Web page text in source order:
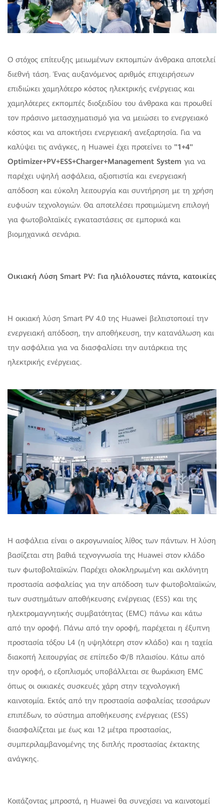
Ο στόχος επίτευξης μειωμένων εκπομπών άνθρακα αποτελεί
διεθνή τάση. Ένας αυξανόμενος αριθμός επιχειρήσεων
επιδιώκει χαμηλότερο κόστος ηλεκτρικής ενέργειας και
χαμηλότερες εκπομπές διοξειδίου του άνθρακα και προωθεί
τον πράσινο μετασχηματισμό για να μειώσει το ενεργειακό
κόστος και να αποκτήσει ενεργειακή ανεξαρτησία. Για να
καλύψει τις ανάγκες, η Huawei έχει προτείνει το "1+4"
Optimizer+PV+ESS+Charger+Management System για να
παρέχει υψηλή ασφάλεια, αξιοπιστία και ενεργειακή
απόδοση και εύκολη λειτουργία και συντήρηση με τη χρήση
ευφυών τεχνολογιών. Θα αποτελέσει προτιμώμενη επιλογή
για φωτοβολταϊκές εγκαταστάσεις σε εμπορικά και
βιομηχανικά σενάρια.
Οικιακή Λύση Smart PV: Για ηλιόλουστες πάντα, κατοικίες
Η οικιακή λύση Smart PV 4.0 της Huawei βελτιστοποιεί την
ενεργειακή απόδοση, την αποθήκευση, την κατανάλωση και
την ασφάλεια για να διασφαλίσει την αυτάρκεια της
ηλεκτρικής ενέργειας.
Η ασφάλεια είναι ο ακρογωνιαίος λίθος των πάντων. Η λύση
βασίζεται στη βαθιά τεχνογνωσία της Huawei στον κλάδο
των φωτοβολταϊκών. Παρέχει ολοκληρωμένη και ακλόνητη
προστασία ασφαλείας για την απόδοση των φωτοβολταϊκών,
των συστημάτων αποθήκευσης ενέργειας (ESS) και της
ηλεκτρομαγνητικής συμβατότητας (EMC) πάνω και κάτω
από την οροφή. Πάνω από την οροφή, παρέχεται η έξυπνη
προστασία τόξου L4 (η υψηλότερη στον κλάδο) και η ταχεία
διακοπή λειτουργίας σε επίπεδο Φ/B πλαισίου. Κάτω από
την οροφή, ο εξοπλισμός υποβάλλεται σε θωράκιση EMC
όπως οι οικιακές συσκευές χάρη στην τεχνολογική
καινοτομία. Εκτός από την προστασία ασφαλείας τεσσάρων
επιπέδων, το σύστημα αποθήκευσης ενέργειας (ESS)
διασφαλίζεται με έως και 12 μέτρα προστασίας,
συμπεριλαμβανομένης της διπλής προστασίας έκτακτης
ανάγκης.
Κοιτάζοντας μπροστά, η Huawei θα συνεχίσει να καινοτομεί